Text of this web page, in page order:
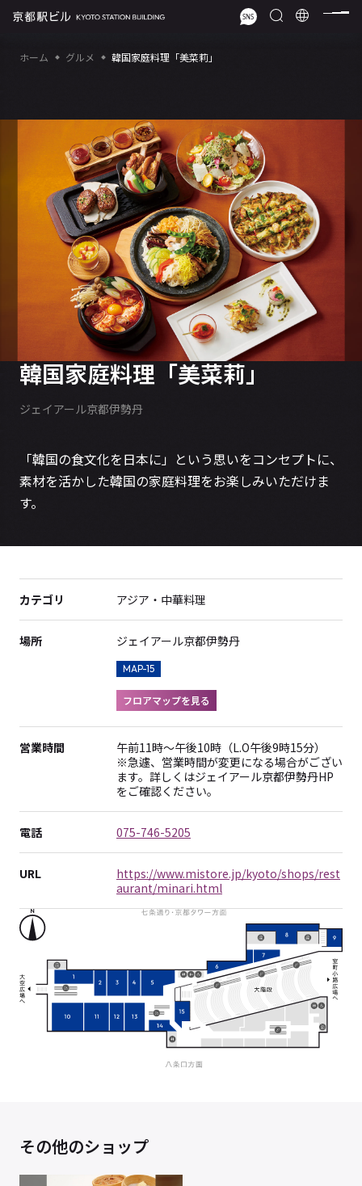
ホーム グルメ 韓国家庭料理「美菜莉」
韓国家庭料理「美菜莉」
ジェイアール京都伊勢丹
「韓国の食文化を日本に」という思いをコンセプトに、
素材を活かした韓国の家庭料理をお楽しみいただけま
す。
カテゴリ アジア・中華料理
場所 ジェイアール京都伊勢丹
MAP-15
フロアマップを見る
営業時間
午前11時～午後10時（L.O午後9時15分）
※急遽、営業時間が変更になる場合がござい
ます。詳しくはジェイアール京都伊勢丹HP
をご確認ください。
電話 075-746-5205
URL
https://www.mistore.jp/kyoto/shops/rest
aurant/minari.html
その他のショップ